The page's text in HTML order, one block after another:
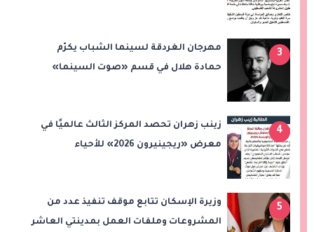
3
مهرجان الغردقة لسينما الشباب يكرّم
حمادة هلال في قسم «صوت السينما»
4
زينب زهران تحصد المركز الثالث عالميًا في
معرض «ريجينيرون 2026» للأحياء
5
وزيرة الإسكان تتابع موقف تنفيذ عدد من
المشروعات وملفات العمل بمدينتي العاشر